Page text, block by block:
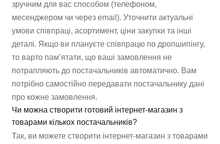
зручним для вас способом (телефоном,
месенджером чи через email). Уточнити актуальні
умови співпраці, асортимент, ціни закупки та інші
деталі. Якщо ви плануєте співпрацю по дропшипінгу,
то варто пам’ятати, що ваші замовлення не
потрапляють до постачальників автоматично. Вам
потрібно самостійно передавати постачальнику дані
про кожне замовлення.
Чи можна створити готовий інтернет-магазин з
товарами кількох постачальників?
Так, ви можете створити інтернет-магазин з товарами